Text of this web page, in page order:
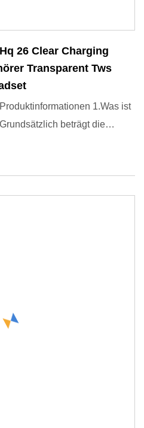
26 Clear Charging
Transparent Tws
1.Was ist